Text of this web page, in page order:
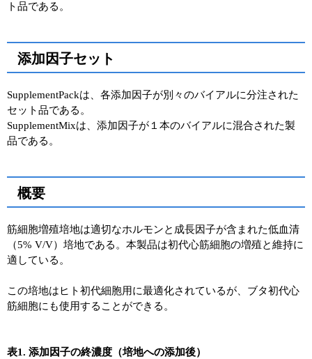
ト品である。
添加因子セット
SupplementPackは、各添加因子が別々のバイアルに分注された
セット品である。
SupplementMixは、添加因子が１本のバイアルに混合された製
品である。
概要
筋細胞増殖培地は適切なホルモンと成長因子が含まれた低血清
（5% V/V）培地である。本製品は初代心筋細胞の増殖と維持に
適している。
この培地はヒト初代細胞用に最適化されているが、ブタ初代心
筋細胞にも使用することができる。
表1. 添加因子の終濃度（培地への添加後）